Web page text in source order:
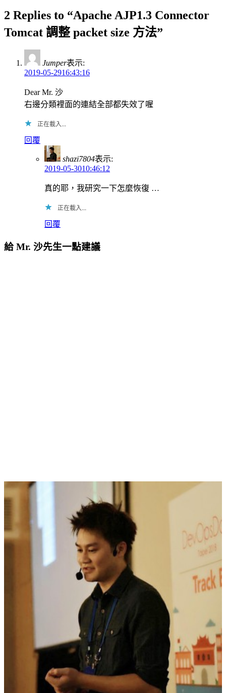
2 Replies to “Apache AJP1.3 Connector
Tomcat 調整 packet size 方法”
Jumper表示:
2019-05-2916:43:16
Dear Mr. 沙
右邊分類裡面的連結全部都失效了喔
正在載入...
回覆
shazi7804表示:
2019-05-3010:46:12
真的耶，我研究一下怎麼恢復 …
正在載入...
回覆
給 Mr. 沙先生一點建議